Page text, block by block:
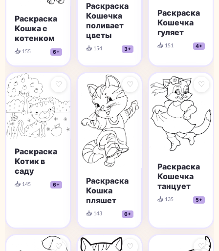
Раскраска
Кошка с
котенком
📥 155 6+
Раскраска
Кошечка
поливает
цветы
📥 154 3+
Раскраска
Кошечка
гуляет
📥 151 4+
♡
Раскраска
Котик в
саду
📥 145 6+
♡
Раскраска
Кошка
пляшет
📥 143 6+
♡
Раскраска
Кошечка
танцует
📥 135 5+
♡ ♡ ♡